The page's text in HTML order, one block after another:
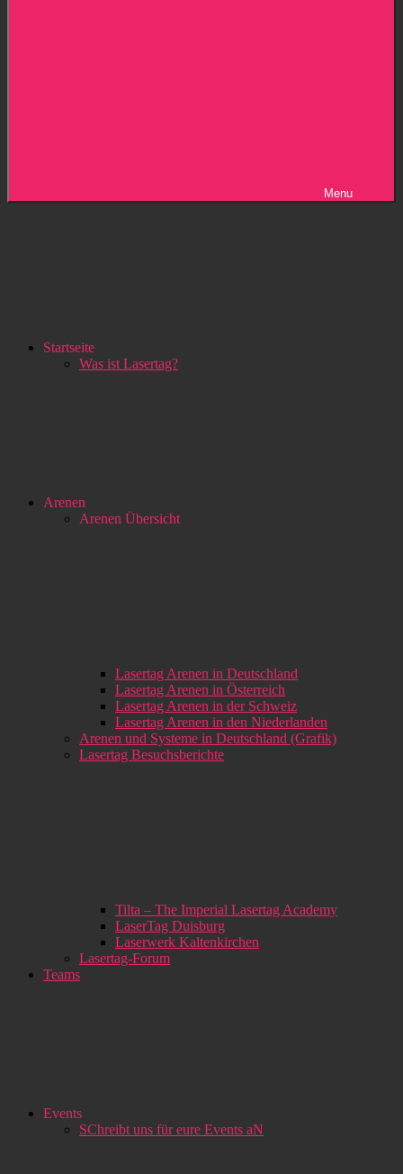
Menu
Startseite
Was ist Lasertag?
Arenen
Arenen Übersicht
Lasertag Arenen in Deutschland
Lasertag Arenen in Österreich
Lasertag Arenen in der Schweiz
Lasertag Arenen in den Niederlanden
Arenen und Systeme in Deutschland (Grafik)
Lasertag Besuchsberichte
Tilta – The Imperial Lasertag Academy
LaserTag Duisburg
Laserwerk Kaltenkirchen
Lasertag-Forum
Teams
Events
SChreibt uns für eure Events aN